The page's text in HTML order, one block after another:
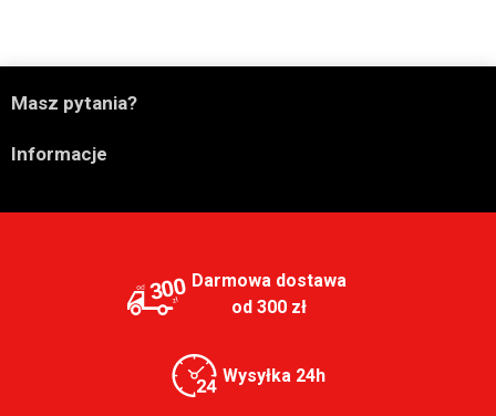
Masz pytania?
Informacje
300 Darmowa dostawa
od 300 zł
Wysyłka 24h